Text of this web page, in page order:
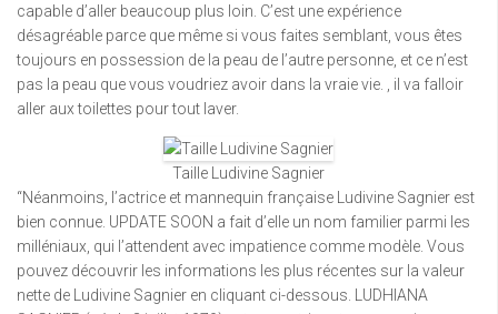
capable d’aller beaucoup plus loin. C’est une expérience
désagréable parce que même si vous faites semblant, vous êtes
toujours en possession de la peau de l’autre personne, et ce n’est
pas la peau que vous voudriez avoir dans la vraie vie. , il va falloir
aller aux toilettes pour tout laver.
Taille Ludivine Sagnier
“Néanmoins, l’actrice et mannequin française Ludivine Sagnier est
bien connue. UPDATE SOON a fait d’elle un nom familier parmi les
milléniaux, qui l’attendent avec impatience comme modèle. Vous
pouvez découvrir les informations les plus récentes sur la valeur
nette de Ludivine Sagnier en cliquant ci-dessous. LUDHIANA